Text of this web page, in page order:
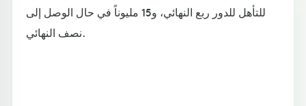
للتأهل للدور ربع النهائي، و15 مليوناً في حال الوصل إلى
نصف النهائي.